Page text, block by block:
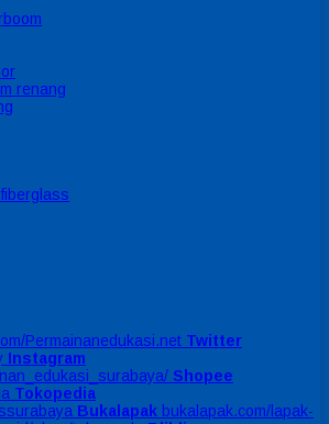
renang
Permainanedukasi.net Twitter
Instagram
Shopee
Tokopedia
Bukalapak bukalapak.com/lapak-